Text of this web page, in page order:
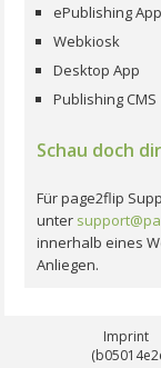
ePublishing App
Webkiosk
Desktop App
Publishing CMS
Schau doch
Für page2flip
unter
innerhalb eines
Anliegen.
Imprint